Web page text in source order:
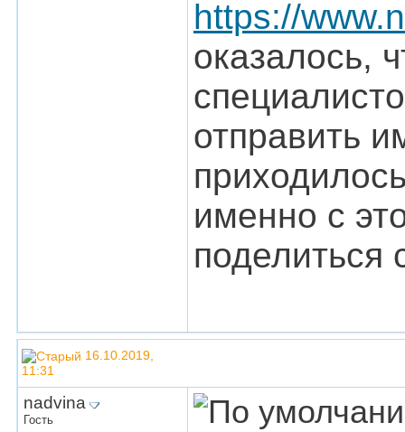
https://
оказалось,
отправить
именно с
16.10.2019,
11:31
nadvina
Гость